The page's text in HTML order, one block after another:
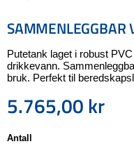
SAMMENLEGGBAR
Putetank laget i robust
drikkevann.
bruk. Perfekt til
Nåværende pris
5.765,00 kr
Antall